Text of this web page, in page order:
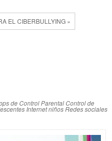
EL CIBERBULLYING »
de Control ParentalControl de
Internet niñosRedes sociales